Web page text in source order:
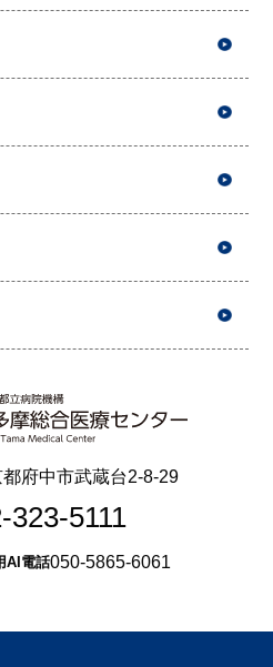
府中市武蔵台2-8-29
323-5111
AI電話050-5865-6061